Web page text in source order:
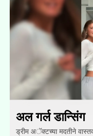
अल गर्ल डान्सिंग
ड्रीम अॅक्टच्या मदतीने